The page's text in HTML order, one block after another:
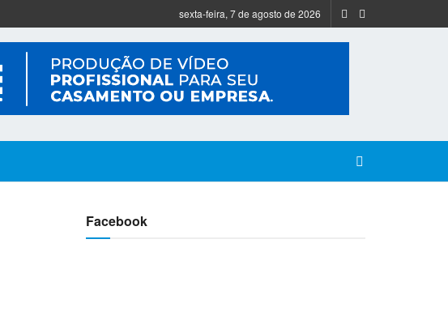
sexta-feira, 7 de agosto de 2026
Facebook